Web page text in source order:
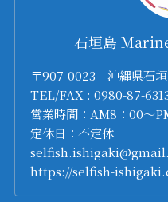
石垣島
〒907-0023 沖縄県石垣
TEL/FAX : 0980-87-
営業時間：AM8：00～
定休日：不定休
https://selfish-